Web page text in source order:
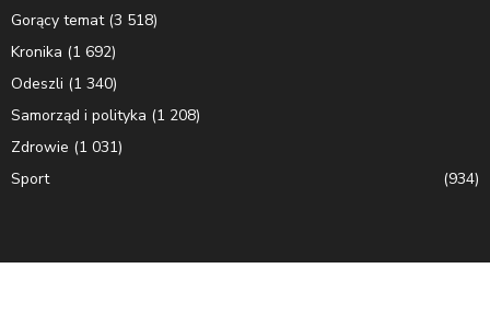
Gorący temat(3 518)
Kronika (1 692)
Odeszli (1 340)
Samorząd i polityka (1 208)
Zdrowie (1 031)
Sport
(934)